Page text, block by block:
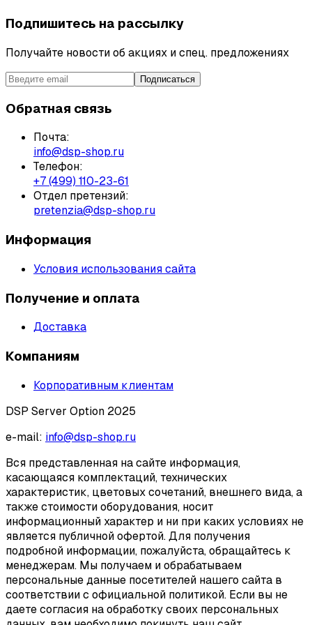
Подпишитесь на рассылку
Получайте новости об акциях и спец. предложениях
Подписаться
Обратная связь
Почта:
info@dsp-shop.ru
Телефон:
+7 (499) 110-23-61
Отдел претензий:
pretenzia@dsp-shop.ru
Информация
Условия использования сайта
Получение и оплата
Доставка
Компаниям
Корпоративным клиентам
DSP Server Option 2025
e-mail: info@dsp-shop.ru
Вся представленная на сайте информация,
касающаяся комплектаций, технических
характеристик, цветовых сочетаний, внешнего вида, а
также стоимости оборудования, носит
информационный характер и ни при каких условиях не
является публичной офертой. Для получения
подробной информации, пожалуйста, обращайтесь к
менеджерам. Мы получаем и обрабатываем
персональные данные посетителей нашего сайта в
соответствии с официальной политикой. Если вы не
даете согласия на обработку своих персональных